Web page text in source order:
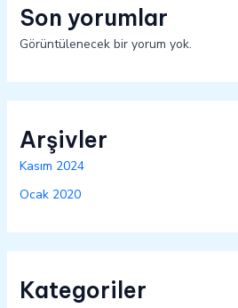
Son yorumlar
Görüntülenecek bir yorum yok.
Arşivler
Kasım 2024
Ocak 2020
Kategoriler